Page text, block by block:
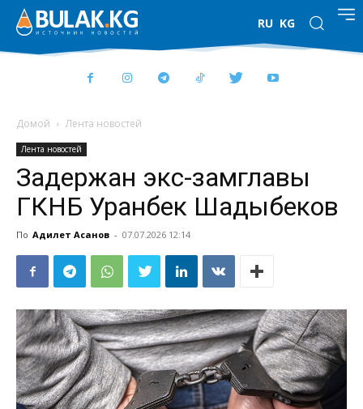
RU KG
Домой Лента новостей
Лента новостей
Задержан экс-замглавы
ГКНБ Уранбек Шадыбеков
По Адилет Асанов - 07.07.2026 12:14